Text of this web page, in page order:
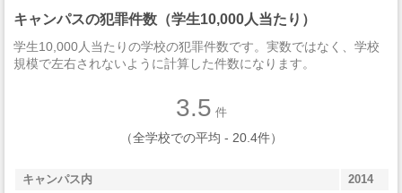
Communications Technologies/Technicians And Support
Engineering
Mechanic And Repair Technologies/Technicians
Transportation And Materials Moving
キャンパスの犯罪件数（学生10,000人当たり）
学生10,000人当たりの学校の犯罪件数です。実数ではなく、学校
規模で左右されないように計算した件数になります。
3.5 件
（全学校での平均 - 20.4件）
キャンパス内 2014